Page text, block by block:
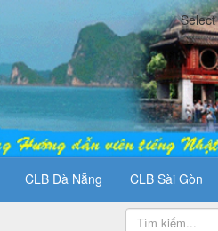
CLB Đà Nẵng CLB Sài Gòn